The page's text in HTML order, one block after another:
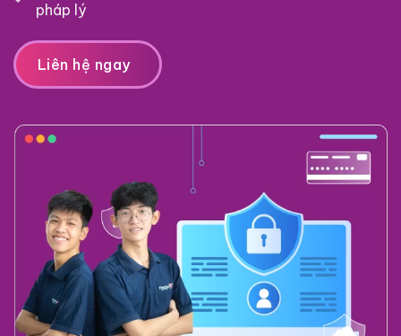
pháp lý
Liên hệ ngay